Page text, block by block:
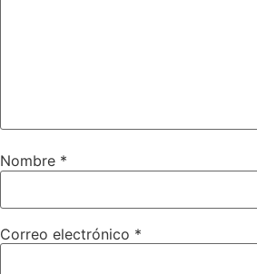
Nombre *
Correo electrónico *